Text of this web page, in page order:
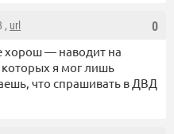
0
, url
хорош — наводит на
я мог лишь
что спрашивать в ДВД